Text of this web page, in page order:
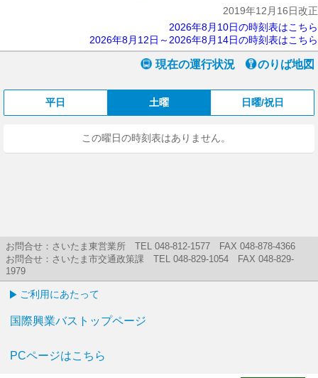
2019年12月16日改正
2026年8月10日の時刻表はこちら
2026年8月12日～2026年8月14日の時刻表はこちら
現在の運行状況 のりば地図
平日 土曜 日曜/祝日
この曜日の時刻表はありません。
お問合せ：さいたま東営業所 TEL 048-812-1577 FAX 048-878-4366
お問合せ：さいたま市交通政策課 TEL 048-829-1054 FAX 048-829-
1979
ご利用にあたって
国際興業バストップページ
PCページはこちら